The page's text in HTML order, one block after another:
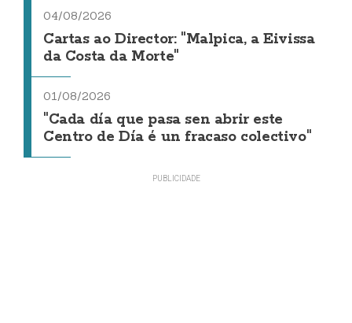
04/08/2026
Cartas ao Director: "Malpica, a Eivissa
da Costa da Morte"
01/08/2026
"Cada día que pasa sen abrir este
Centro de Día é un fracaso colectivo"